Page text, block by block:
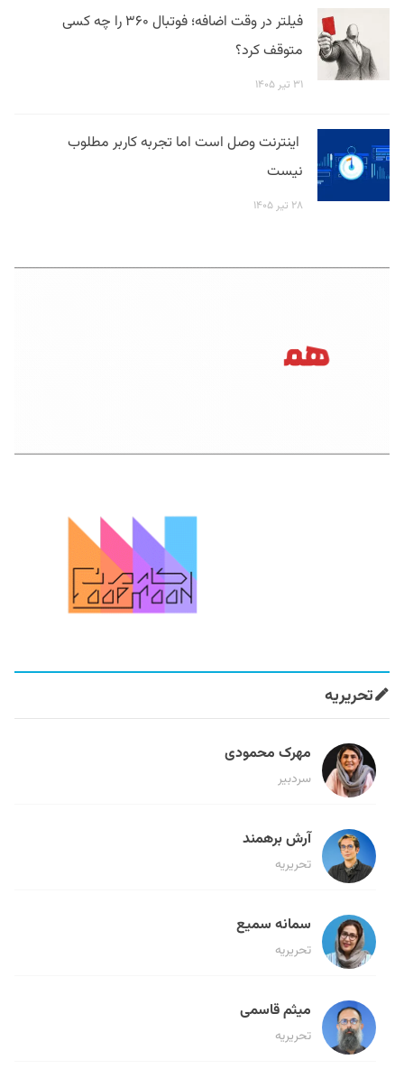
فیلتر در وقت اضافه؛ فوتبال ۳۶۰ را چه کسی
متوقف کرد؟
۳۱ تیر ۱۴۰۵
اینترنت وصل است اما تجربه کاربر مطلوب
نیست
۲۸ تیر ۱۴۰۵
تحریریه
مهرک محمودی
سردبیر
آرش برهمند
تحریریه
سمانه سمیع
تحریریه
میثم قاسمی
تحریریه